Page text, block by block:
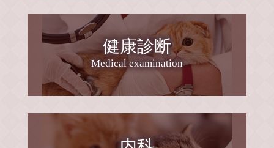
(火)(木)(金)午前診療＋午後診療
今月の土曜診療は2日と16日です。
1日、8日、28日は午前診療で午後の診療はお
休みです。
ダーを載せています。
診療は予約制ではありません。
2025/02/28
ノミ・マダニ・フィラリア予防
今年もフィラリア予防のシーズンがやってき
健康診断
Medical examination